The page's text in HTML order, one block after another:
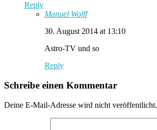
Reply
Manuel Wolff
30. August 2014 at 13:10
Astro-TV und so
Reply
Schreibe einen Kommentar
Deine E-Mail-Adresse wird nicht veröffentlicht.